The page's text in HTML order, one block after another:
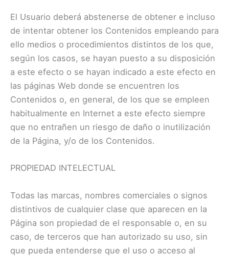
El Usuario deberá abstenerse de obtener e incluso
de intentar obtener los Contenidos empleando para
ello medios o procedimientos distintos de los que,
según los casos, se hayan puesto a su disposición
a este efecto o se hayan indicado a este efecto en
las páginas Web donde se encuentren los
Contenidos o, en general, de los que se empleen
habitualmente en Internet a este efecto siempre
que no entrañen un riesgo de daño o inutilización
de la Página, y/o de los Contenidos.
PROPIEDAD INTELECTUAL
Todas las marcas, nombres comerciales o signos
distintivos de cualquier clase que aparecen en la
Página son propiedad de el responsable o, en su
caso, de terceros que han autorizado su uso, sin
que pueda entenderse que el uso o acceso al